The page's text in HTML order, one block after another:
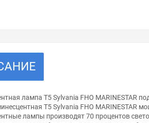
лампа T5 Sylvania FHO MARINESTAR
T5 Sylvania FHO MARINESTAR
лампы производят 70 процентов